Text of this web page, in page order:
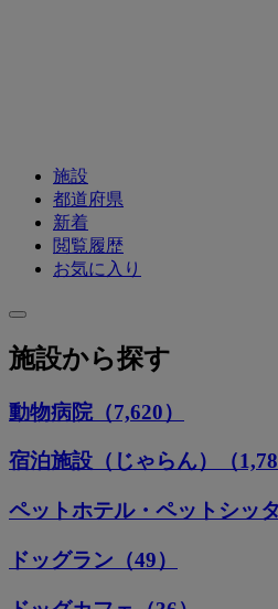
施設
都道府県
新着
閲覧履歴
お気に入り
施設から探す
動物病院（7,620）
宿泊施設（じゃらん）（
ペットホテル・ペットシッタ
ドッグラン（49）